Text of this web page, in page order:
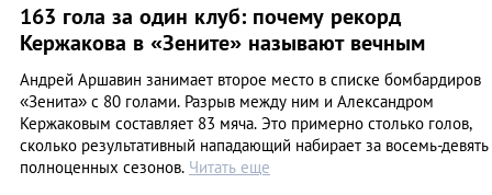
163 гола за один клуб: почему рекорд
Кержакова в «Зените» называют вечным
Андрей Аршавин занимает второе место в списке бомбардиров
«Зенита» с 80 голами. Разрыв между ним и Александром
Кержаковым составляет 83 мяча. Это примерно столько голов,
сколько результативный нападающий набирает за восемь-девять
полноценных сезонов. Читать еще